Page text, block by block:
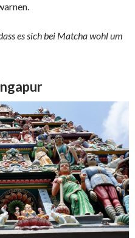
es sich bei Matcha wohl um